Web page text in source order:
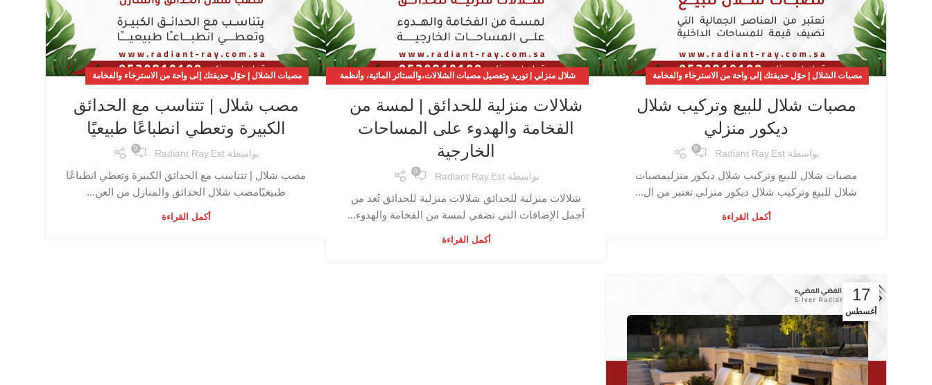
مصبات الشلال | حوّل حديقتك إلى واحة من الاسترخاء والفخامة
مصبات شلال للبيع وتركيب شلال
ديكور منزلي
بواسطة Radiant Ray.est
0
مصبات شلال للبيع وتركيب شلال ديكور منزليمصبات
شلال للبيع وتركيب شلال ديكور منزلي تعتبر من ال...
أكمل القراءة
شلال منزلي | توريد وتفصيل مصبات الشلالات،والستائر المائية، وأنظمة
شلالات منزلية للحدائق | لمسة من
الفخامة والهدوء على المساحات
الخارجية
بواسطة Radiant Ray.est
0
شلالات منزلية للحدائق شلالات منزلية للحدائق تُعد من
أجمل الإضافات التي تضفي لمسة من الفخامة والهدوء...
أكمل القراءة
مصبات الشلال | حوّل حديقتك إلى واحة من الاسترخاء والفخامة
مصب شلال | تتناسب مع الحدائق
الكبيرة وتعطي انطباعًا طبيعيًا
بواسطة Radiant Ray.est
0
مصب شلال | تتناسب مع الحدائق الكبيرة وتعطي انطباعًا
طبيعيًامصب شلال الحدائق والمنازل من العن...
أكمل القراءة
17
أغسطس